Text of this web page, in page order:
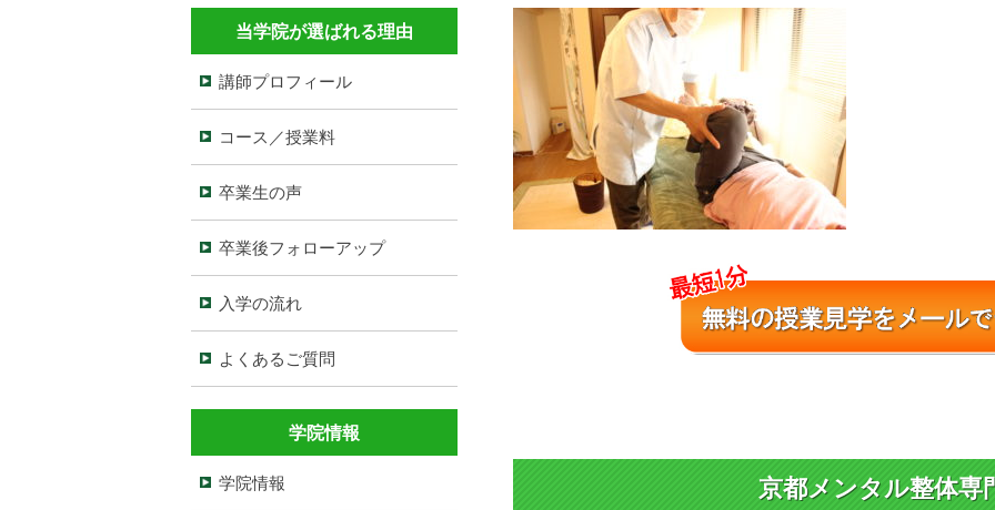
京都メンタル整体専
当学院が選ばれる理由
講師プロフィール
コース／授業料
卒業生の声
卒業後フォローアップ
入学の流れ
よくあるご質問
学院情報
学院情報